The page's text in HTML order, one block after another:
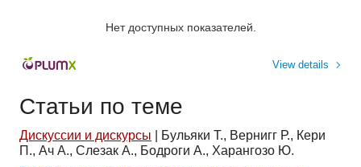
Нет доступных показателей.
View details
Статьи по теме
Дискуссии и дискурсы
Бульяки Т., Вернигг Р., Кери
П., Ач А., Слезак А., Бодроги А., Харангозо Ю.